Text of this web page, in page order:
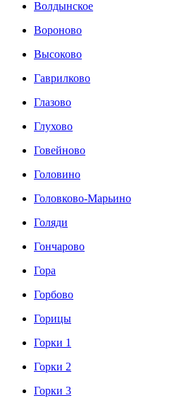
Волдынское
Вороново
Высоково
Гаврилково
Глазово
Глухово
Говейново
Головино
Головково-Марьино
Голяди
Гончарово
Гора
Горбово
Горицы
Горки 1
Горки 2
Горки 3